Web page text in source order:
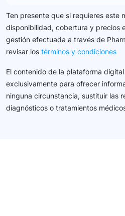
Ten presente que si requieres este
disponibilidad, cobertura y precios
gestión efectuada a través de
revisar los términos y condiciones
El contenido de la plataforma
exclusivamente para ofrecer
ninguna circunstancia, sustituir las
diagnósticos o tratamientos